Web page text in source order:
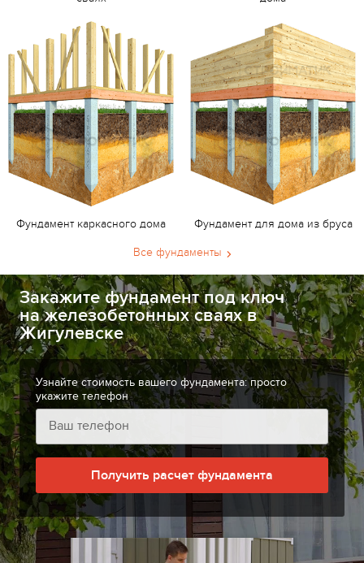
Фундамент каркасного дома Фундамент для дома из бруса
Все фундаменты
Закажите фундамент под ключ
на железобетонных сваях в
Жигулевске
Узнайте стоимость вашего фундамента: просто
укажите телефон
Получить расчет фундамента